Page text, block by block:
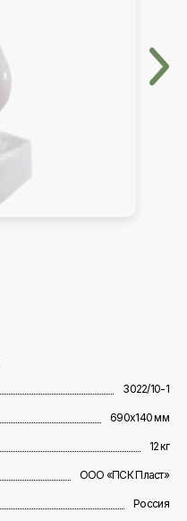
3022/10-1
690х140 мм
12 кг
ООО «ПСК Пласт»
Россия